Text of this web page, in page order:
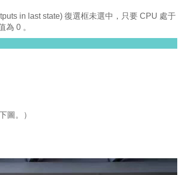
in last state) 復選框未選中，只要 CPU 處于
為 0 。
圖。）